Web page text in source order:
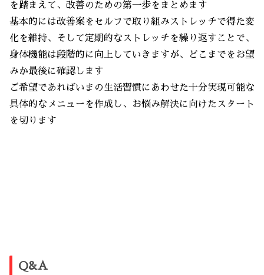
を踏まえて、改善のための第一歩をまとめます
基本的には改善案をセルフで取り組みストレッチで得た変
化を維持、そして定期的なストレッチを繰り返すことで、
身体機能は段階的に向上していきますが、どこまでをお望
みか最後に確認します
ご希望であればいまの生活習慣にあわせた十分実現可能な
具体的なメニューを作成し、お悩み解決に向けたスタート
を切ります
Q&A